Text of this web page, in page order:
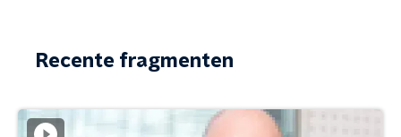
Recente fragmenten